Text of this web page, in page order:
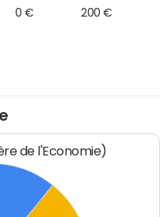
0 € 200 €
de l'Economie)